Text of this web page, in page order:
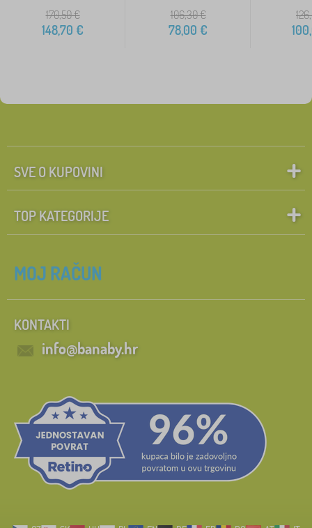
170,50€
148,70 €
106,30€
78,00 €
SVE O KUPOVINI
TOP KATEGORIJE
MOJ RAČUN
KONTAKTI
info@banaby.hr